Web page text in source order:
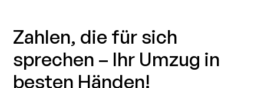
Zahlen, die für sich
sprechen – Ihr Umzug in
besten Händen!